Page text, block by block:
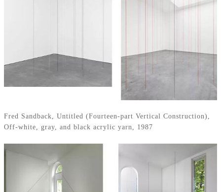
Fred Sandback, Untitled (Fourteen-part Vertical Construction),
Off-white, gray, and black acrylic yarn, 1987